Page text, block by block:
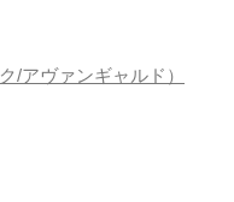
/アヴァンギャルド）